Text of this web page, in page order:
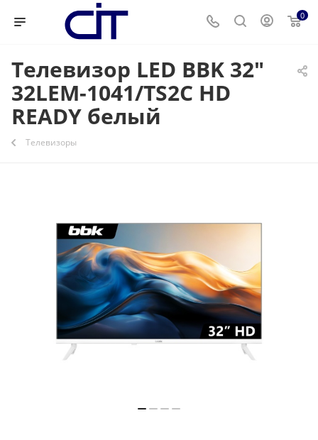
0
Телевизор LED BBK 32"
32LEM-1041/TS2C HD
READY белый
Телевизоры